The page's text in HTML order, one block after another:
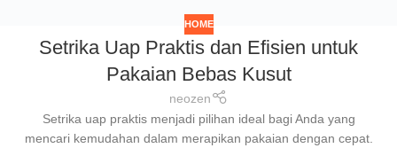
HOME
Setrika Uap Praktis dan Efisien untuk
Pakaian Bebas Kusut
neozen
Setrika uap praktis menjadi pilihan ideal bagi Anda yang
mencari kemudahan dalam merapikan pakaian dengan cepat.